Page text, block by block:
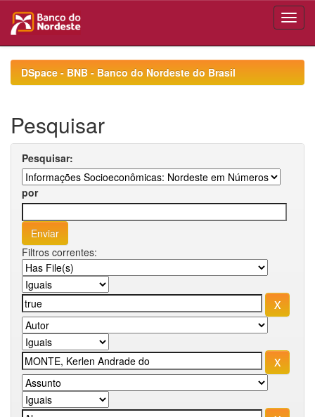
navigationDSpace - BNB - Banco do Nordeste do Brasil
Pesquisar
Pesquisar:
por
Filtros correntes: